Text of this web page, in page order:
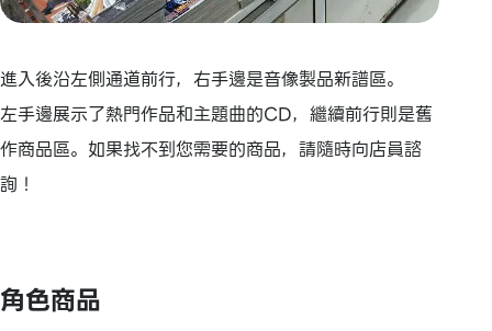
進入後沿左側通道前行，右手邊是音像製品新譜區。
左手邊展示了熱門作品和主題曲的CD，繼續前行則是舊
作商品區。如果找不到您需要的商品，請隨時向店員諮
詢！
角色商品